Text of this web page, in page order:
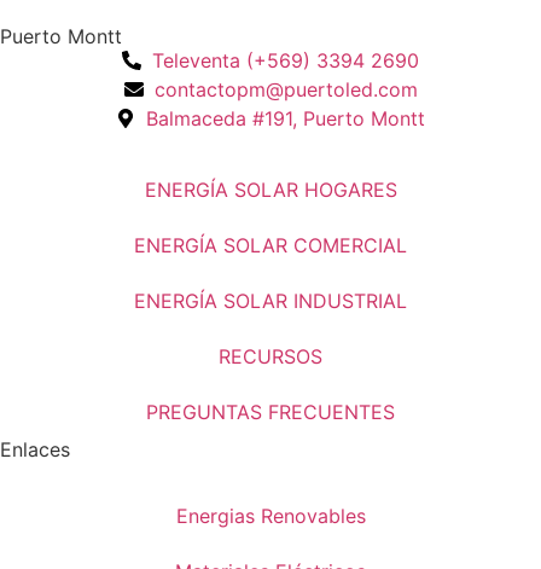
Puerto Montt
Televenta (+569) 3394 2690
contactopm@puertoled.com
Balmaceda #191, Puerto Montt
ENERGÍA SOLAR HOGARES
ENERGÍA SOLAR COMERCIAL
ENERGÍA SOLAR INDUSTRIAL
RECURSOS
PREGUNTAS FRECUENTES
Enlaces
Energias Renovables